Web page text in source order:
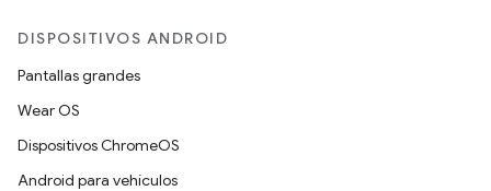
DISPOSITIVOS ANDROID
Pantallas grandes
Wear OS
Dispositivos ChromeOS
Android para vehículos